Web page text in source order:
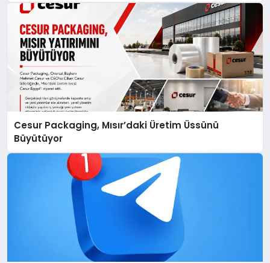
Cesur Packaging, Mısır’daki Üretim Üssünü
Büyütüyor